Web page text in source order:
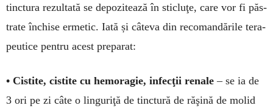
tinctura re­zultată se depozi­tează în sti­cluţe, care vor fi păs­
trate închise er­me­tic. Iată și câ­teva din re­coman­dă­rile tera­
peu­tice pen­tru acest pre­pa­rat:
• Cistite, cistite cu hemo­ra­gie, in­fecţii renale – se ia de
3 ori pe zi câte o lin­guriţă de tinc­tură de răşină de molid